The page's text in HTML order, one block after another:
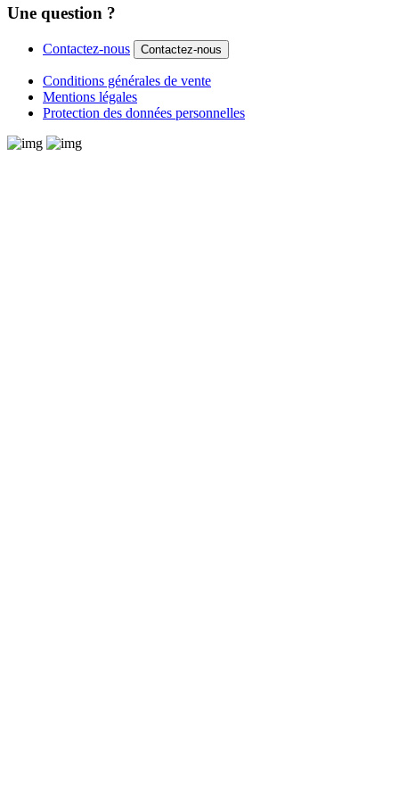
Une question ?
Contactez-nous Contactez-nous
Conditions générales de vente
Mentions légales
Protection des données personnelles